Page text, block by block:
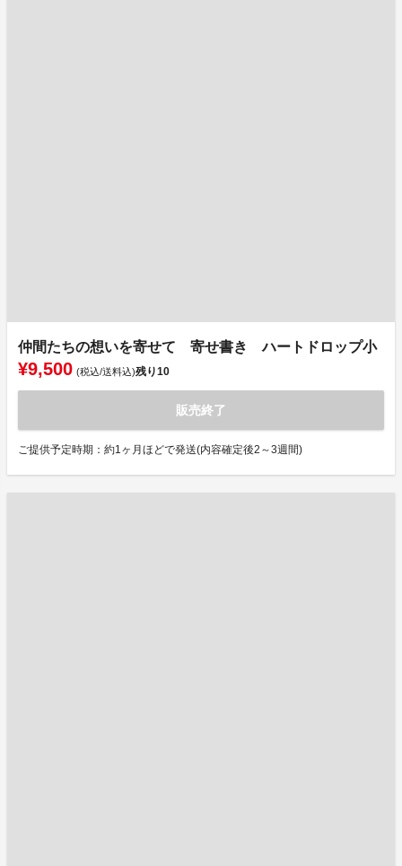
仲間たちの想いを寄せて 寄せ書き ハートドロップ小
¥9,500 (税込/送料込)残り10
販売終了
ご提供予定時期：約1ヶ月ほどで発送(内容確定後2～3週間)